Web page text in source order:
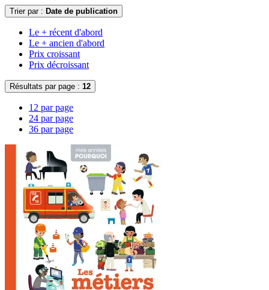
Trier par : Date de publication
Le + récent d'abord
Le + ancien d'abord
Prix croissant
Prix décroissant
Résultats par page : 12
12 par page
24 par page
36 par page